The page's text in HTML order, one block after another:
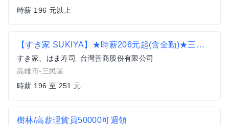
時薪 196 元以上
【すき家 SUKIYA】★時薪206元起(含全勤)★三民九如店
すき家、はま寿司_台灣善商股份有限公司
高雄市-三民區
時薪 196 至 251 元
樹林/高薪理貨員50000可週領